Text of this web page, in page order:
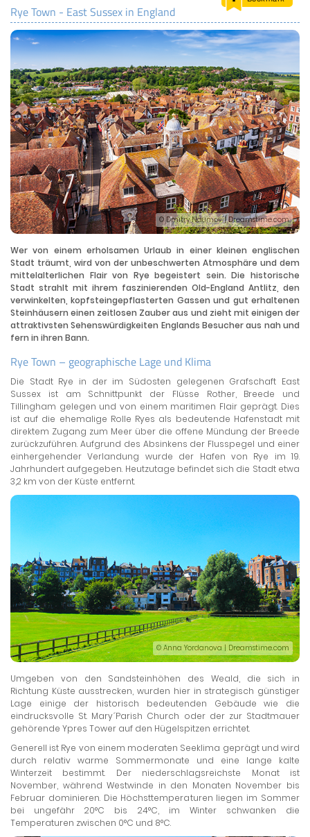
LAND & LEUTE
LERNCENTER
ENGLISCH
ENGLAND ZUHAUSE
BRITISH SHOP
Rye Town - East Sussex in England
© Dmitry Naumov | Dreamstime.com
Wer von einem erholsamen Urlaub in einer kleinen englischen
Stadt träumt, wird von der unbeschwerten Atmosphäre und dem
mittelalterlichen Flair von Rye begeistert sein. Die historische
Stadt strahlt mit ihrem faszinierenden Old-England Antlitz, den
verwinkelten, kopfsteingepflasterten Gassen und gut erhaltenen
Steinhäusern einen zeitlosen Zauber aus und zieht mit einigen der
attraktivsten Sehenswürdigkeiten Englands Besucher aus nah und
fern in ihren Bann.
Rye Town – geographische Lage und Klima
Die Stadt Rye in der im Südosten gelegenen Grafschaft East
Sussex ist am Schnittpunkt der Flüsse Rother, Breede und
Tillingham gelegen und von einem maritimen Flair geprägt. Dies
ist auf die ehemalige Rolle Ryes als bedeutende Hafenstadt mit
direktem Zugang zum Meer über die offene Mündung der Breede
zurückzuführen. Aufgrund des Absinkens der Flusspegel und einer
einhergehender Verlandung wurde der Hafen von Rye im 19.
Jahrhundert aufgegeben. Heutzutage befindet sich die Stadt etwa
3,2 km von der Küste entfernt.
© Anna Yordanova | Dreamstime.com
Umgeben von den Sandsteinhöhen des Weald, die sich in
Richtung Küste ausstrecken, wurden hier in strategisch günstiger
Lage einige der historisch bedeutenden Gebäude wie die
eindrucksvolle St. Mary´Parish Church oder der zur Stadtmauer
gehörende Ypres Tower auf den Hügelspitzen errichtet.
Generell ist Rye von einem moderaten Seeklima geprägt und wird
durch relativ warme Sommermonate und eine lange kalte
Winterzeit bestimmt. Der niederschlagsreichste Monat ist
November, während Westwinde in den Monaten November bis
Februar dominieren. Die Höchsttemperaturen liegen im Sommer
bei ungefähr 20°C bis 24°C, im Winter schwanken die
Temperaturen zwischen 0°C und 8°C.